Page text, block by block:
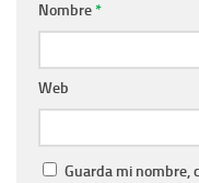
Nombre*
Web
Guarda mi nombre,